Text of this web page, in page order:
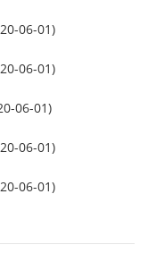
06-01)
06-01)
06-01)
06-01)
06-01)